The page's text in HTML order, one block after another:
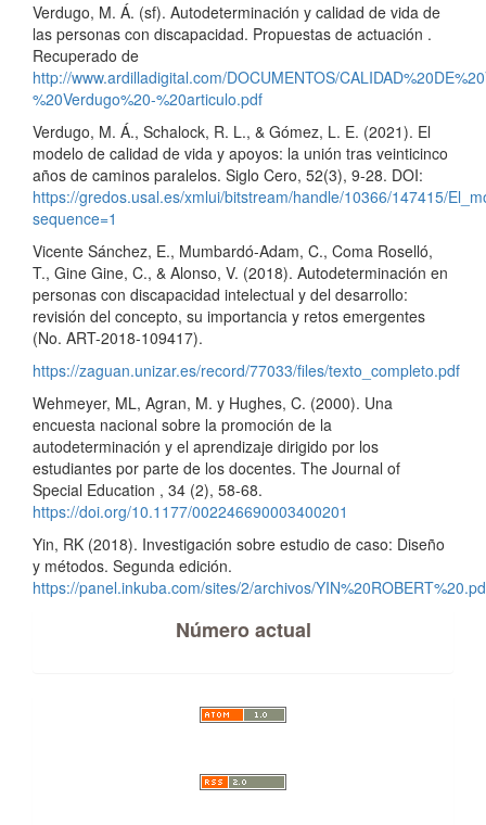
Verdugo, M. Á. (sf). Autodeterminación y calidad de vida de
las personas con discapacidad. Propuestas de actuación .
Recuperado de
http://www.ardilladigital.com/DOCUMENTOS/
%20Verdugo%20-%20articulo.pdf
Verdugo, M. Á., Schalock, R. L., & Gómez, L. E. (2021). El
modelo de calidad de vida y apoyos: la unión tras veinticinco
años de caminos paralelos. Siglo Cero, 52(3), 9-28. DOI:
https://gredos.usal.es/xmlui/bitstream/handle/10366/147415/
sequence=1
Vicente Sánchez, E., Mumbardó-Adam, C., Coma Roselló,
T., Gine Gine, C., & Alonso, V. (2018). Autodeterminación en
personas con discapacidad intelectual y del desarrollo:
revisión del concepto, su importancia y retos emergentes
(No. ART-2018-109417).
https://zaguan.unizar.es/record/77033/files/texto_completo.pdf
Wehmeyer, ML, Agran, M. y Hughes, C. (2000). Una
encuesta nacional sobre la promoción de la
autodeterminación y el aprendizaje dirigido por los
estudiantes por parte de los docentes. The Journal of
Special Education , 34 (2), 58-68.
https://doi.org/10.1177/002246690003400201
Yin, RK (2018). Investigación sobre estudio de caso: Diseño
y métodos. Segunda edición.
https://panel.inkuba.com/sites/2/archivos/
Número actual